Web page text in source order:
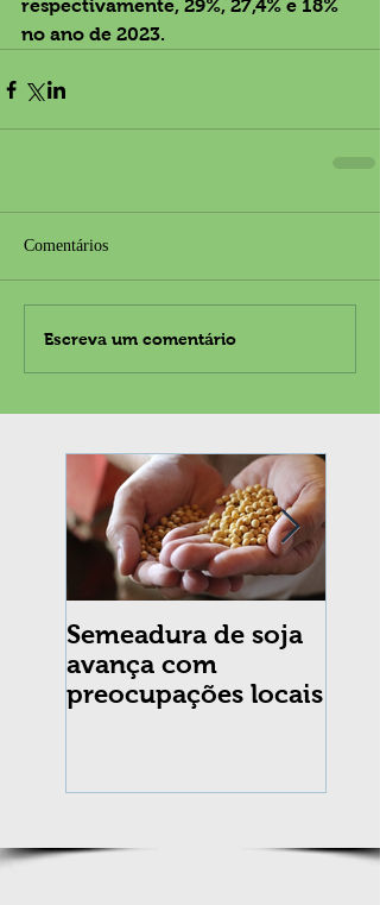
Semeadura de soja
avança com
preocupações locais
respectivamente, 29%, 27,4% e 18%
no ano de 2023.
Comentários
Escreva um comentário